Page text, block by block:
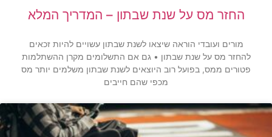
החזר מס על שנת שבתון – המדריך המלא
מורים ועובדי הוראה שיצאו לשנת שבתון עשויים להיות זכאים
להחזר מס על שנת שבתון • גם אם התשלומים מקרן ההשתלמות
פטורים ממס, בפועל רוב היוצאים לשנת שבתון משלמים יותר מס
מכפי שהם חייבים